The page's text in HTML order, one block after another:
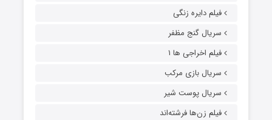
فیلم دایره زنگی
سریال گنج مظفر
فیلم اخراجی ها ۱
سریال بازی مرکب
سریال پوست شیر
فیلم زن‌ها فرشته‌اند